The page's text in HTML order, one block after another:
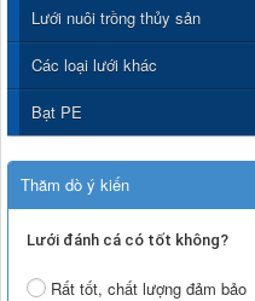
Lưới nuôi trồng thủy sản
Các loại lưới khác
Bạt PE
Thăm dò ý kiến
Lưới đánh cá có tốt không?
Rất tốt, chất lượng đảm bảo